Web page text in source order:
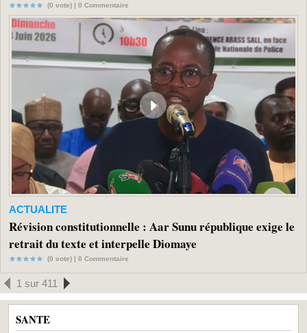
(0 vote) | 0 Commentaire
ACTUALITE
Révision constitutionnelle : Aar Sunu république exige le
retrait du texte et interpelle Diomaye
(0 vote) | 0 Commentaire
1 sur 411
SANTE